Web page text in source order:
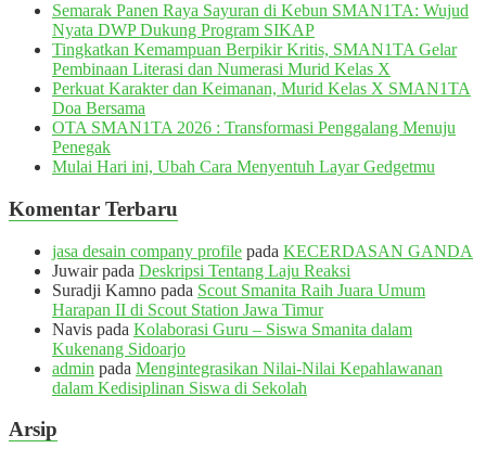
Semarak Panen Raya Sayuran di Kebun SMAN1TA: Wujud
Nyata DWP Dukung Program SIKAP
Tingkatkan Kemampuan Berpikir Kritis, SMAN1TA Gelar
Pembinaan Literasi dan Numerasi Murid Kelas X
Perkuat Karakter dan Keimanan, Murid Kelas X SMAN1TA
Doa Bersama
OTA SMAN1TA 2026 : Transformasi Penggalang Menuju
Penegak
Mulai Hari ini, Ubah Cara Menyentuh Layar Gedgetmu
Komentar Terbaru
jasa desain company profile pada KECERDASAN GANDA
Juwairpada Deskripsi Tentang Laju Reaksi
Suradji Kamno pada Scout Smanita Raih Juara Umum
Harapan II di Scout Station Jawa Timur
Navis pada Kolaborasi Guru – Siswa Smanita dalam
Kukenang Sidoarjo
admin pada Mengintegrasikan Nilai-Nilai Kepahlawanan
dalam Kedisiplinan Siswa di Sekolah
Arsip